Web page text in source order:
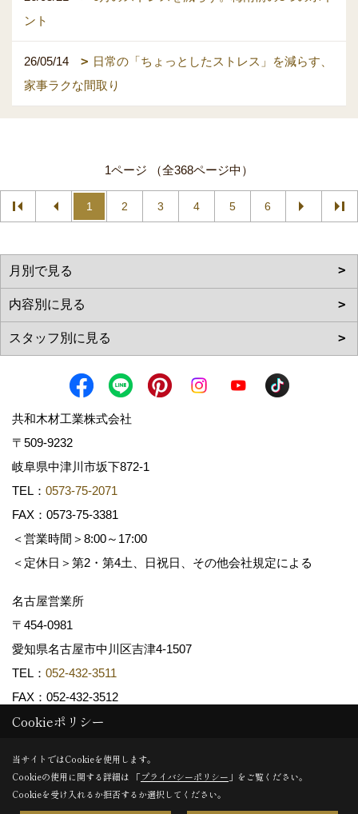
ント
26/05/14
日常の「ちょっとしたストレス」を減らす、
家事ラクな間取り
1ページ （全368ページ中）
1 2 3 4 5 6
共和木材工業株式会社
〒509-9232
岐阜県中津川市坂下872‐1
TEL： 0573-75-2071
FAX：0573-75-3381
＜営業時間＞8:00～17:00
＜定休日＞第2・第4土、日祝日、その他会社規定による
名古屋営業所
〒454-0981
愛知県名古屋市中川区吉津4-1507
TEL： 052-432-3511
FAX：052-432-3512
Copyright (c) 共和木材工業株式会社. All Rights Reserved.
Produced byゴデスクリエイト
Cookieポリシー
当サイトではCookieを使用します。
Cookieの使用に関する詳細は 「プライバシーポリシー 」をご覧ください。
Cookieを受け入れるか拒否するか選択してください。